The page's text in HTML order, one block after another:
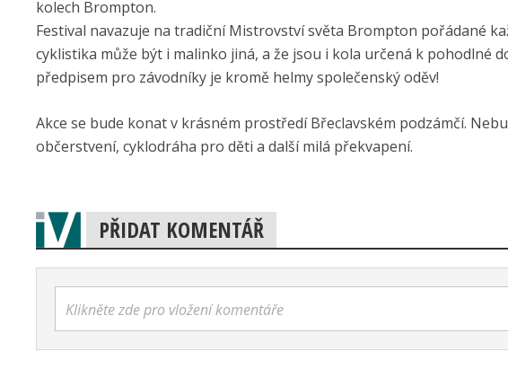
kolech Brompton.
Festival navazuje na tradiční Mistrovství světa Brompton pořádané
cyklistika může být i malinko jiná, a že jsou i kola určená k pohodlné
předpisem pro závodníky je kromě helmy společenský oděv!
Akce se bude konat v krásném prostředí Břeclavském podzámčí.
občerstvení, cyklodráha pro děti a další milá překvapení.
PŘIDAT KOMENTÁŘ
Klikněte zde pro vložení komentáře